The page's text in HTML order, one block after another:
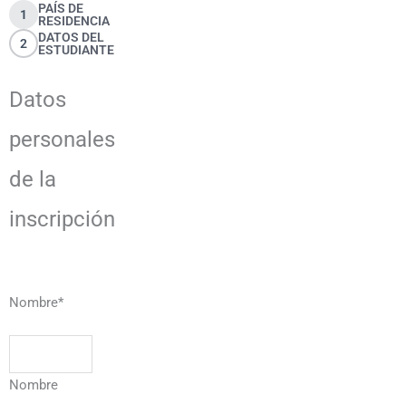
1
PAÍS DE
RESIDENCIA
2
DATOS DEL
ESTUDIANTE
Datos
personales
de la
inscripción
Nombre*
Nombre